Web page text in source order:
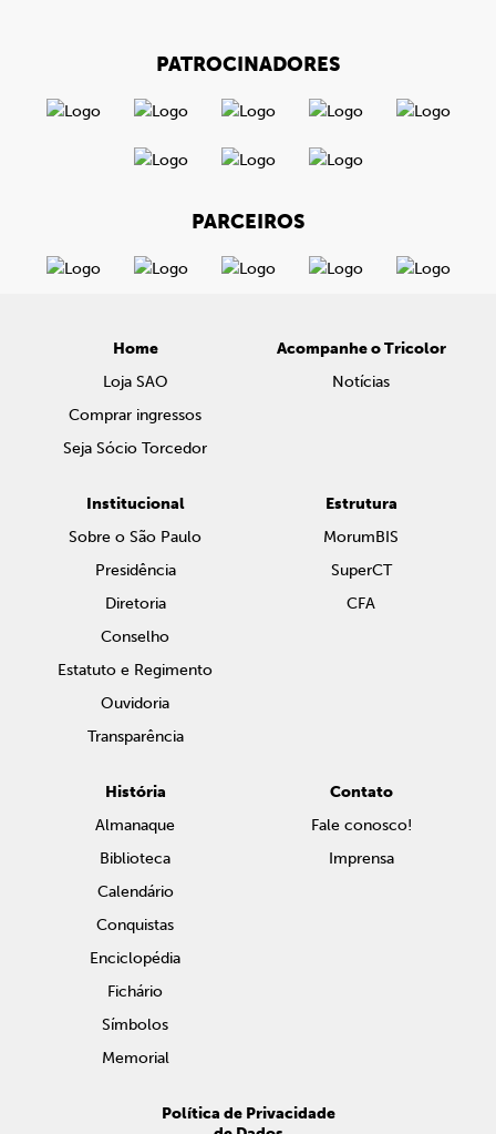
PATROCINADORES
PARCEIROS
Home
Loja SAO
Comprar ingressos
Seja Sócio Torcedor
Acompanhe o Tricolor
Notícias
Institucional
Sobre o São Paulo
Presidência
Diretoria
Conselho
Estatuto e Regimento
Ouvidoria
Transparência
Estrutura
MorumBIS
SuperCT
CFA
História
Almanaque
Biblioteca
Calendário
Conquistas
Enciclopédia
Fichário
Símbolos
Memorial
Contato
Fale conosco!
Imprensa
Política de Privacidade